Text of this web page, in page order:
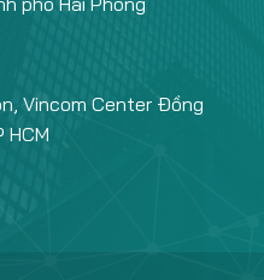
Vincom Center Đồng
HCM